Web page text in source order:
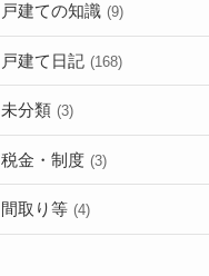
戸建ての知識 (9)
戸建て日記 (168)
未分類 (3)
税金・制度 (3)
間取り等 (4)